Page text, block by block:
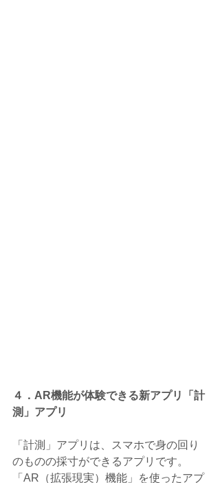
４．AR機能が体験できる新アプリ「計
測」アプリ
「計測」アプリは、スマホで身の回り
のものの採寸ができるアプリです。
「AR（拡張現実）機能」を使ったアプ